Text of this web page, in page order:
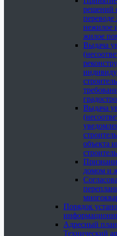
решений
нежилое
жилое
Выдача
Выдача
объекта
домом и
Порядок
Адресный
Технический